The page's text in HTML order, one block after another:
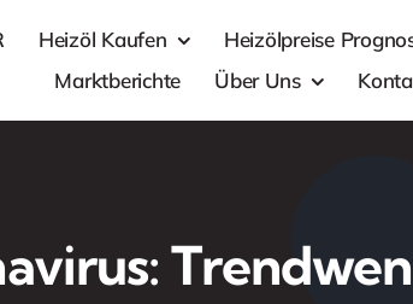
Heizöl Kaufen Heizölpreise
Marktberichte
Über Uns